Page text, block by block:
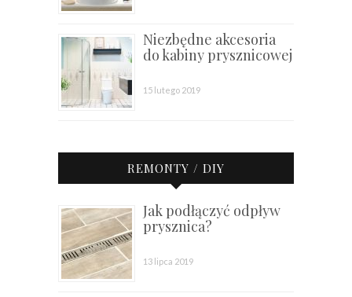
Niezbędne akcesoria
do kabiny prysznicowej
15 lutego 2019
REMONTY / DIY
Jak podłączyć odpływ
prysznica?
13 lipca 2019